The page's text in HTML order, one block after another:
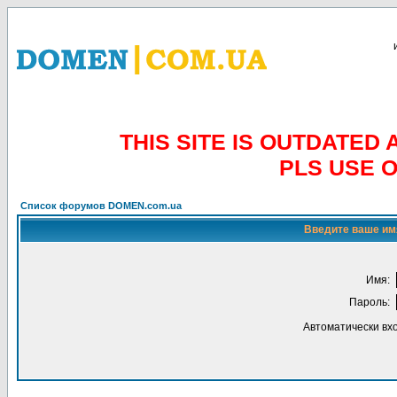
THIS SITE IS OUTDATED
PLS USE
Список форумов DOMEN.com.ua
Введите ваше
Имя:
Пароль:
Автоматически